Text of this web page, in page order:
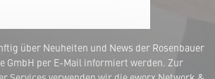
über Neuheiten und News der Rosenbauer
GmbH per E-Mail informiert werden. Zur